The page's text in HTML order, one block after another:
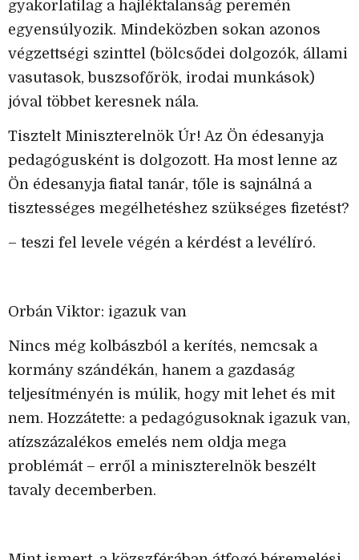
gyakorlatilag a hajléktalanság peremén
egyensúlyozik. Mindeközben sokan azonos
végzettségi szinttel (bölcsődei dolgozók, állami
vasutasok, buszsofőrök, irodai munkások)
jóval többet keresnek nála.
Tisztelt Miniszterelnök Úr! Az Ön édesanyja
pedagógusként is dolgozott. Ha most lenne az
Ön édesanyja fiatal tanár, tőle is sajnálná a
tisztességes megélhetéshez szükséges fizetést?
– teszi fel levele végén a kérdést a levélíró.
Orbán Viktor: igazuk van
Nincs még kolbászból a kerítés, nemcsak a
kormány szándékán, hanem a gazdaság
teljesítményén is múlik, hogy mit lehet és mit
nem. Hozzátette: a pedagógusoknak igazuk van,
atízszázalékos emelés nem oldja mega
problémát – erről a miniszterelnök beszélt
tavaly decemberben.